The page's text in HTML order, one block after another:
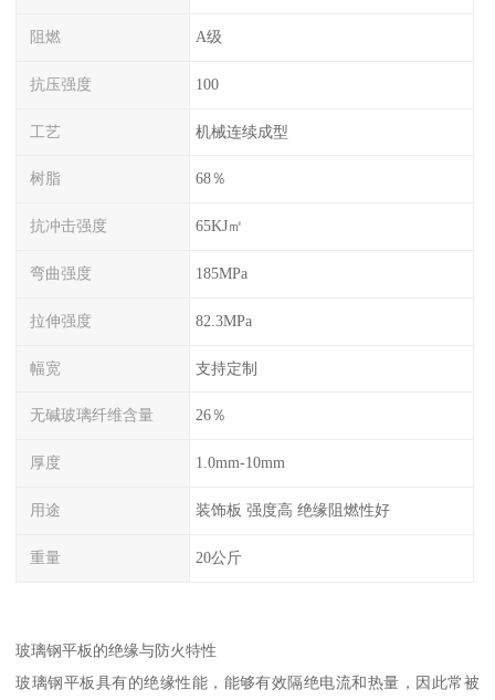
阻燃 A级
抗压强度 100
工艺 机械连续成型
树脂 68％
抗冲击强度 65KJ㎡
弯曲强度 185MPa
拉伸强度 82.3MPa
幅宽 支持定制
无碱玻璃纤维含量 26％
厚度 1.0mm-10mm
用途 装饰板 强度高 绝缘阻燃性好
重量 20公斤
玻璃钢平板的绝缘与防火特性
玻璃钢平板具有的绝缘性能，能够有效隔绝电流和热量，因此常被